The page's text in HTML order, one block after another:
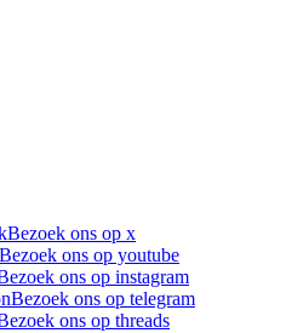
Bezoek ons op x
Bezoek ons op youtube
ons op instagram
Bezoek ons op telegram
ons op threads